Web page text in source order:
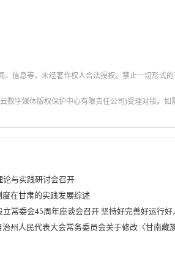
信息等，未经著作权人合法授权，禁止一切形式
数字媒体版权保护中心有限责任公司)受理对接。
论与实践研讨会召开
在甘肃的实践发展综述
常委会45周年座谈会召开 坚持好完善好运行
州人民代表大会常务委员会关于修改〈甘南藏